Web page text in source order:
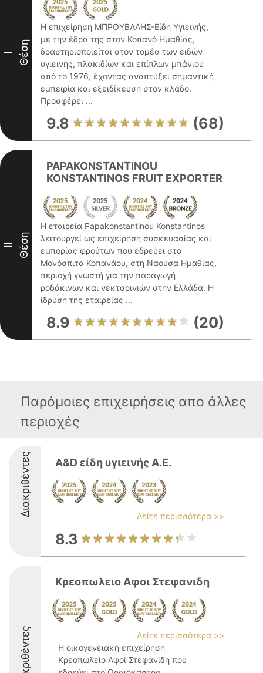
I Θέση
Η επιχείρηση ΜΠΡΟΥΒΑΛΗΣ-Είδη Υγιεινής,
με την έδρα της στον Κοπανό Ημαθίας,
δραστηριοποιείται στον τομέα των ειδών
υγιεινής, πλακιδίων και επίπλων μπάνιου
από το 1976, έχοντας αναπτύξει σημαντική
εμπειρία και εξειδίκευση στον κλάδο.
Προσφέρει ...
9.8 (68)
II Θέση
PAPAKONSTANTINOU
KONSTANTINOS FRUIT EXPORTER
Η εταιρεία Papakonstantinou Konstantinos
λειτουργεί ως επιχείρηση συσκευασίας και
εμπορίας φρούτων που εδρεύει στα
Μονόσπιτα Κοπανάου, στη Νάουσα Ημαθίας,
περιοχή γνωστή για την παραγωγή
ροδάκινων και νεκταρινιών στην Ελλάδα. Η
ίδρυση της εταιρείας ...
8.9 (20)
Παρόμοιες επιχειρήσεις απο άλλες
περιοχές
Διακριθέντες A&D είδη υγιεινής Α.Ε.
Δείτε περισσότερα >>
8.3
Διακριθέντες
Κρεοπωλειο Αφοι Στεφανιδη
Δείτε περισσότερα >>
Η οικογενειακή επιχείρηση
Κρεοπωλείο Αφοί Στεφανίδη που